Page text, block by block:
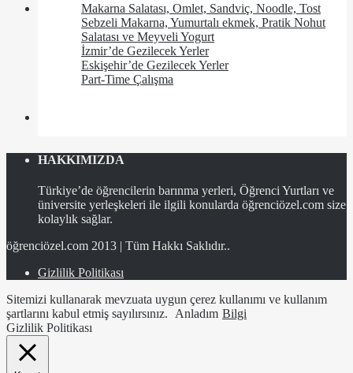
Makarna Salatası, Omlet, Sandviç, Noodle, Tost
Sebzeli Makarna, Yumurtalı ekmek, Pratik Nohut
Salatası ve Meyveli Yogurt
İzmir’de Gezilecek Yerler
Eskişehir’de Gezilecek Yerler
Part-Time Çalışma
HAKKIMIZDA
Türkiye’de öğrencilerin barınma yerleri, Öğrenci Yurtları ve
üniversite yerleşkeleri ile ilgili konularda öğrenciözel.com size
kolaylık sağlar.
öğrenciözel.com 2013 | Tüm Hakkı Saklıdır..
Gizlilik Politikası
Sitemizi kullanarak mevzuata uygun çerez kullanımı ve kullanım
şartlarını kabul etmiş sayılırsınız.
Anladım Bilgi
Gizlilik Politikası